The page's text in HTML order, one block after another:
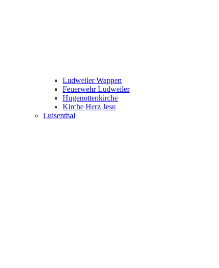
Ludweiler Wappen
Feuerwehr Ludweiler
Hugenottenkirche
Kirche Herz Jesu
Luisenthal